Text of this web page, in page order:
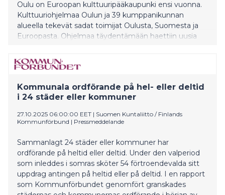
Oulu on Euroopan kulttuuripääkaupunki ensi vuonna.
Kulttuuriohjelmaa Oulun ja 39 kumppanikunnan
alueella tekevät sadat toimijat Oulusta, Suomesta ja
Euroopasta. Ohjelmaa täydentämään haettiin uusia
tavoitteena oli löytää monipuolista kulttuuriohjelmaa,
jossa kulttuuri ymmärretään laveasti.
Kommunala ordförande på hel- eller deltid
i 24 städer eller kommuner
27.10.2025 06:00:00 EET | Suomen Kuntaliitto / Finlands
Kommunförbund | Pressmeddelande
Sammanlagt 24 städer eller kommuner har
ordförande på heltid eller deltid. Under den valperiod
som inleddes i somras sköter 54 förtroendevalda sitt
uppdrag antingen på heltid eller på deltid. I en rapport
som Kommunförbundet genomfört granskades